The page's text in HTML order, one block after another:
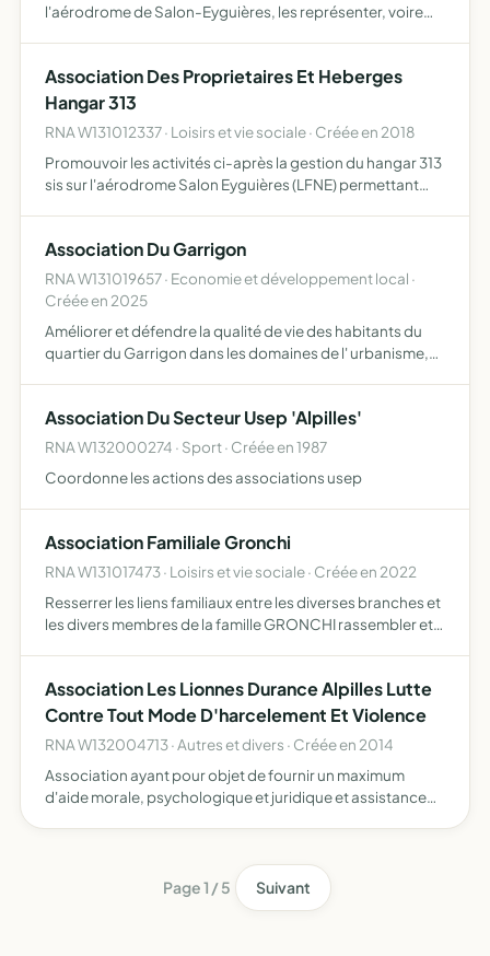
l'aérodrome de Salon-Eyguières, les représenter, voire
Association Des Proprietaires Et Heberges
Hangar 313
RNA W131012337 · Loisirs et vie sociale · Créée en 2018
Promouvoir les activités ci-après la gestion du hangar 313
sis sur l'aérodrome Salon Eyguières (LFNE) permettant
Association Du Garrigon
RNA W131019657 · Economie et développement local ·
Créée en 2025
Améliorer et défendre la qualité de vie des habitants du
quartier du Garrigon dans les domaines de l' urbanisme,
Association Du Secteur Usep 'Alpilles'
RNA W132000274 · Sport · Créée en 1987
Coordonne les actions des associations usep
Association Familiale Gronchi
RNA W131017473 · Loisirs et vie sociale · Créée en 2022
Resserrer les liens familiaux entre les diverses branches et
les divers membres de la famille GRONCHI rassembler et
Association Les Lionnes Durance Alpilles Lutte
Contre Tout Mode D'harcelement Et Violence
RNA W132004713 · Autres et divers · Créée en 2014
Association ayant pour objet de fournir un maximum
d'aide morale, psychologique et juridique et assistance
Page 1 / 5 Suivant